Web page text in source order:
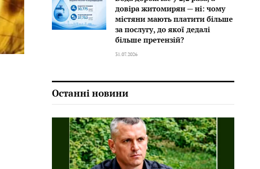
довіра житомирян — ні: чому
містяни мають платити більше
за послугу, до якої дедалі
більше претензій?
31.07.2026
Останні новини